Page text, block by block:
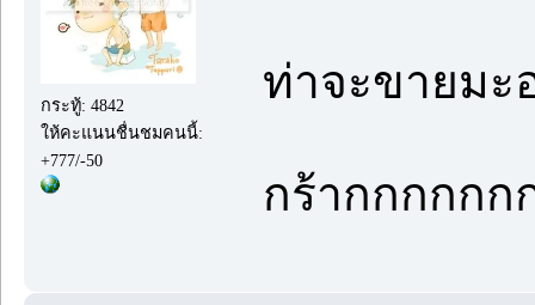
กระทู้: 4842
ให้คะแนนชื่นชมคนนี้:
+777/-50
ท่าจะขายมะ
กร้ากกกกกก